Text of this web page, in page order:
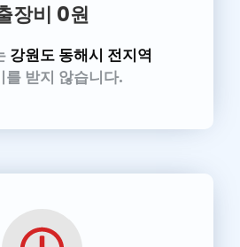
장비 0원
강원도 동해시 전지역
를 받지 않습니다.